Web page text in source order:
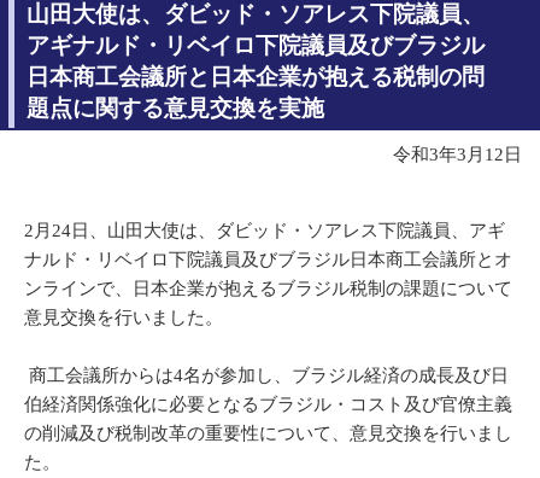
山田大使は、ダビッド・ソアレス下院議員、
アギナルド・リベイロ下院議員及びブラジル
日本商工会議所と日本企業が抱える税制の問
題点に関する意見交換を実施
令和3年3月12日
2月24日、山田大使は、ダビッド・ソアレス下院議員、アギ
ナルド・リベイロ下院議員及びブラジル日本商工会議所とオ
ンラインで、日本企業が抱えるブラジル税制の課題について
意見交換を行いました。
商工会議所からは4名が参加し、ブラジル経済の成長及び日
伯経済関係強化に必要となるブラジル・コスト及び官僚主義
の削減及び税制改革の重要性について、意見交換を行いまし
た。